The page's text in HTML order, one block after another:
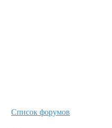
Список форумов